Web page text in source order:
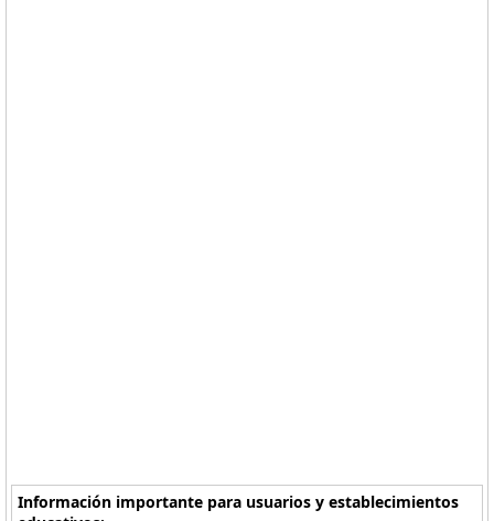
Información importante para usuarios y establecimientos